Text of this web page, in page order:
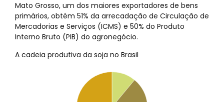
Mato Grosso, um dos maiores exportadores de bens
primários, obtém 51% da arrecadação de Circulação de
Mercadorias e Serviços (ICMS) e 50% do Produto
Interno Bruto (PIB) do agronegócio.
A cadeia produtiva da soja no Brasil